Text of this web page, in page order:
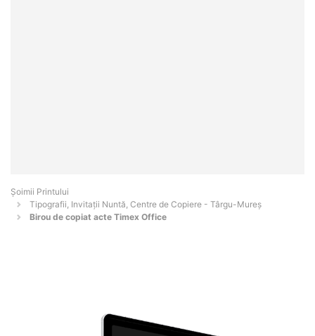
Şoimii Printului
Tipografii, Invitații Nuntă, Centre de Copiere - Târgu-Mureş
Birou de copiat acte Timex Office